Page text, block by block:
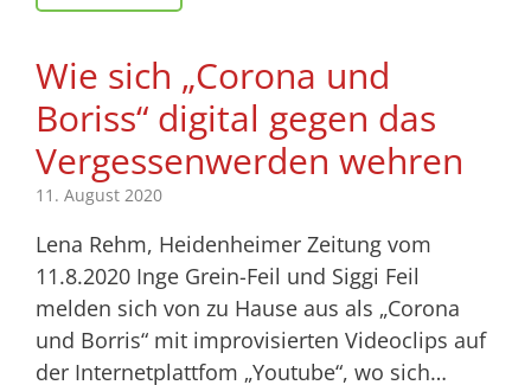
Wie sich „Corona und
Boriss“ digital gegen das
Vergessenwerden wehren
11. August 2020
Lena Rehm, Heidenheimer Zeitung vom
11.8.2020 Inge Grein-Feil und Siggi Feil
melden sich von zu Hause aus als „Corona
und Borris“ mit improvisierten Videoclips auf
der Internetplattfom „Youtube“, wo sich…